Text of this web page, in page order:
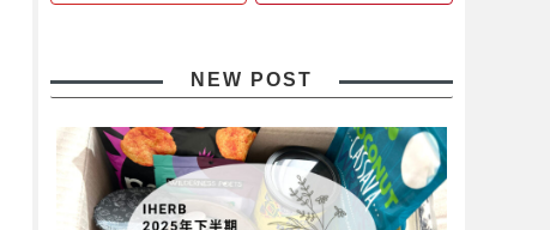
NEW POST